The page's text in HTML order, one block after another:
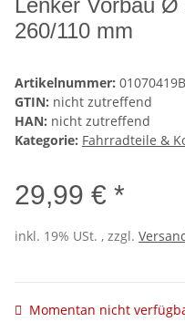
Lenker Vorbau
260/110 mm
Artikelnummer: 01070419B
GTIN: nicht zutreffend
HAN: nicht zutreffend
Kategorie: Fahrradteile &
29,99 € *
inkl. 19% USt. , zzgl.
Momentan nicht